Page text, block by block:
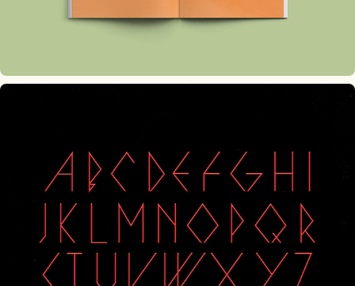
Genesis Type